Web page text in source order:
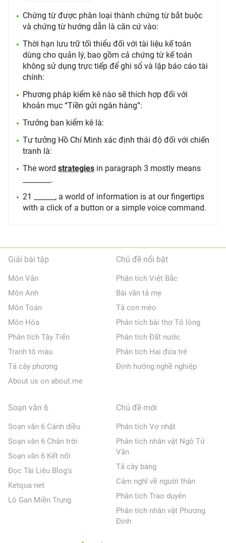
Chứng từ được phân loại thành chứng từ bắt buộc
và chứng từ hướng dẫn là căn cứ vào:
Thời hạn lưu trữ tối thiểu đối với tài liệu kế toán
dùng cho quản lý, bao gồm cả chứng từ kế toán
không sử dụng trực tiếp để ghi sổ và lập báo cáo tài
chính:
Phương pháp kiểm kê nào sẽ thích hợp đối với
khoản mục “Tiền gửi ngân hàng”:
Trưởng ban kiểm kê là:
Tư tưởng Hồ Chí Minh xác định thái độ đối với chiến
tranh là:
The word strategies in paragraph 3 mostly means
________.
21 ______, a world of information is at our fingertips
with a click of a button or a simple voice command.
Giải bài tập
Môn Văn
Môn Anh
Môn Toán
Môn Hóa
Phân tích Tây Tiến
Tranh tô màu
Tả cây phượng
About us on about.me
Chủ đề nổi bật
Phân tích Việt Bắc
Bài văn tả mẹ
Tả con mèo
Phân tích bài thơ Tỏ lòng
Phân tích Đất nước
Phân tích Hai đứa trẻ
Định hướng nghề nghiệp
Soạn văn 6
Soạn văn 6 Cánh diều
Soạn văn 6 Chân trời
Soạn văn 6 Kết nối
Đọc Tài Liệu Blog's
Ketqua net
Lô Gan Miền Trung
Chủ đề mới
Phân tích Vợ nhặt
Phân tích nhân vật Ngô Tử
Văn
Tả cây bàng
Cảm nghĩ về người thân
Phân tích Trao duyên
Phân tích nhân vật Phương
Định